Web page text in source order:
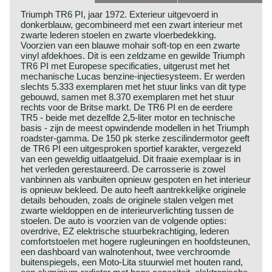
Triumph TR6 PI, jaar 1972. Exterieur uitgevoerd in
donkerblauw, gecombineerd met een zwart interieur met
zwarte lederen stoelen en zwarte vloerbedekking.
Voorzien van een blauwe mohair soft-top en een zwarte
vinyl afdekhoes. Dit is een zeldzame en gewilde Triumph
TR6 PI met Europese specificaties, uitgerust met het
mechanische Lucas benzine-injectiesysteem. Er werden
slechts 5.333 exemplaren met het stuur links van dit type
gebouwd, samen met 8.370 exemplaren met het stuur
rechts voor de Britse markt. De TR6 PI en de eerdere
TR5 - beide met dezelfde 2,5-liter motor en technische
basis - zijn de meest opwindende modellen in het Triumph
roadster-gamma. De 150 pk sterke zescilindermotor geeft
de TR6 PI een uitgesproken sportief karakter, vergezeld
van een geweldig uitlaatgeluid. Dit fraaie exemplaar is in
het verleden gerestaureerd. De carrosserie is zowel
vanbinnen als vanbuiten opnieuw gespoten en het interieur
is opnieuw bekleed. De auto heeft aantrekkelijke originele
details behouden, zoals de originele stalen velgen met
zwarte wieldoppen en de interieurverlichting tussen de
stoelen. De auto is voorzien van de volgende opties:
overdrive, EZ elektrische stuurbekrachtiging, lederen
comfortstoelen met hogere rugleuningen en hoofdsteunen,
een dashboard van walnotenhout, twee verchroomde
buitenspiegels, een Moto-Lita stuurwiel met houten rand,